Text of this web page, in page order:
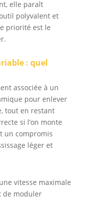
elle paraît
polyvalent et
priorité est le
: quel
associée à un
pour enlever
tout en restant
si l’on monte
un compromis
léger et
vitesse maximale
de moduler